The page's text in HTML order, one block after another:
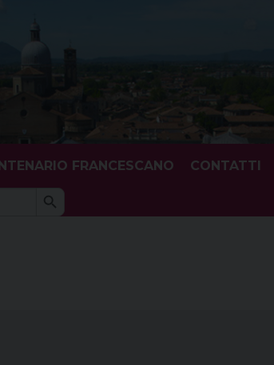
FRANCESCANO CONTATTI
Search Button